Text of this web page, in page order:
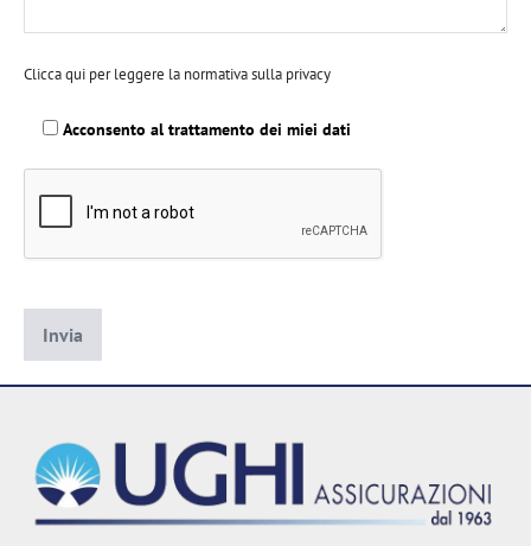
Clicca qui per leggere la normativa sulla privacy
Acconsento al trattamento dei miei dati